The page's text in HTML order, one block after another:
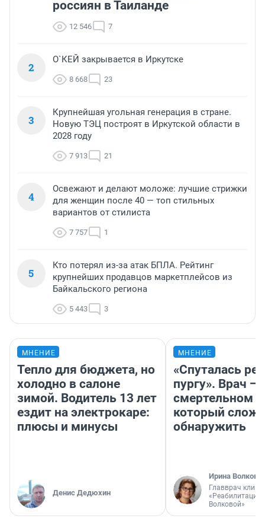
россиян в Таиланде
12 546 7
2
О`КЕЙ закрывается в Иркутске
8 668 23
3
Крупнейшая угольная генерация в стране.
Новую ТЭЦ построят в Иркутской области в
2028 году
7 913 21
4
Освежают и делают моложе: лучшие стрижки
для женщин после 40 — топ стильных
вариантов от стилиста
7 757 1
5
Кто потерял из-за атак БПЛА. Рейтинг
крупнейших продавцов маркетплейсов из
Байкальского региона
5 443 3
МНЕНИЕ
Тепло для бюджета, но
холодно в салоне
зимой. Водитель 13 лет
ездит на электрокаре:
плюсы и минусы
Денис Дедюхин
МНЕНИЕ
«Спуталась
пургу». Врач —
смертельном
который
обнаружить
Ирина Волкова
Главврач
«Реабилитация
Волковой»